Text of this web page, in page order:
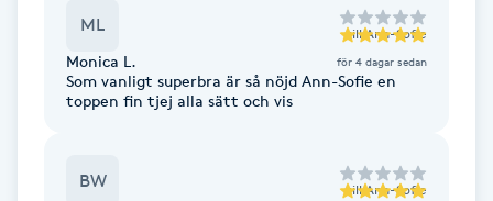
Faceliftmassage
ML till Ann-Sofie
Monica L. för 4 dagar sedan
Som vanligt superbra är så nöjd Ann-Sofie en
toppen fin tjej alla sätt och vis
BW till Ann-Sofie